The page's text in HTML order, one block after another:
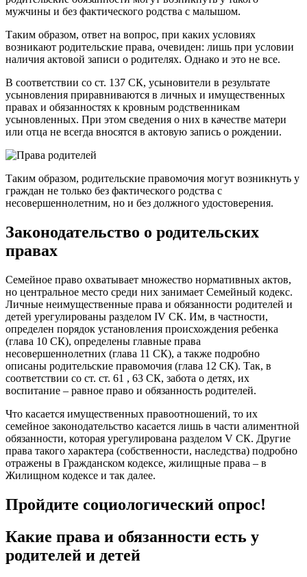
мужчины и без фактического родства с малышом.
Таким образом, ответ на вопрос, при каких условиях
возникают родительские права, очевиден: лишь при условии
наличия актовой записи о родителях. Однако и это не все.
В соответствии со ст. 137 СК, усыновители в результате
усыновления приравниваются в личных и имущественных
правах и обязанностях к кровным родственникам
усыновленных. При этом сведения о них в качестве матери
или отца не всегда вносятся в актовую запись о рождении.
Таким образом, родительские правомочия могут возникнуть у
граждан не только без фактического родства с
несовершеннолетним, но и без должного удостоверения.
Законодательство о родительских
правах
Семейное право охватывает множество нормативных актов,
но центральное место среди них занимает Семейный кодекс.
Личные неимущественные права и обязанности родителей и
детей урегулированы разделом IV СК. Им, в частности,
определен порядок установления происхождения ребенка
(глава 10 СК), определены главные права
несовершеннолетних (глава 11 СК), а также подробно
описаны родительские правомочия (глава 12 СК). Так, в
соответствии со ст. ст. 61 , 63 СК, забота о детях, их
воспитание – равное право и обязанность родителей.
Что касается имущественных правоотношений, то их
семейное законодательство касается лишь в части алиментной
обязанности, которая урегулирована разделом V СК. Другие
права такого характера (собственности, наследства) подробно
отражены в Гражданском кодексе, жилищные права – в
Жилищном кодексе и так далее.
Пройдите социологический опрос!
Какие права и обязанности есть у
родителей и детей